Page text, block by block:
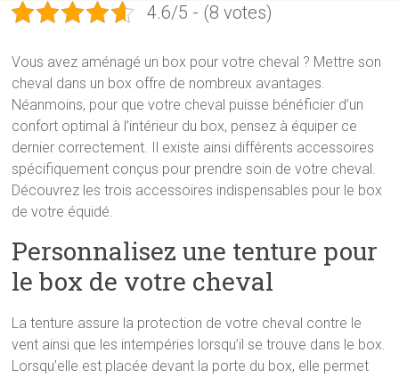
4.6/5 - (8 votes)
Vous avez aménagé un box pour votre cheval ? Mettre son
cheval dans un box offre de nombreux avantages.
Néanmoins, pour que votre cheval puisse bénéficier d’un
confort optimal à l’intérieur du box, pensez à équiper ce
dernier correctement. Il existe ainsi différents accessoires
spécifiquement conçus pour prendre soin de votre cheval.
Découvrez les trois accessoires indispensables pour le box
de votre équidé.
Personnalisez une tenture pour
le box de votre cheval
La tenture assure la protection de votre cheval contre le
vent ainsi que les intempéries lorsqu’il se trouve dans le box.
Lorsqu’elle est placée devant la porte du box, elle permet